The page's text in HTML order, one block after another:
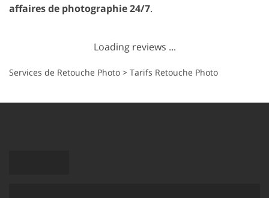
affaires de photographie 24/7.
Loading reviews ...
Services de Retouche Photo > Tarifs Retouche Photo